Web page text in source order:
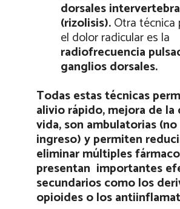
dorsales
(rizolisis).Otra
el dolor radicular es la
radiofrecuencia
ganglios dorsales.
Todas estas técnicas
alivio rápido, mejora de la
vida, son ambulatorias
ingreso) y permiten
eliminar múltiples
presentan importantes
secundarios como los
opioides o los